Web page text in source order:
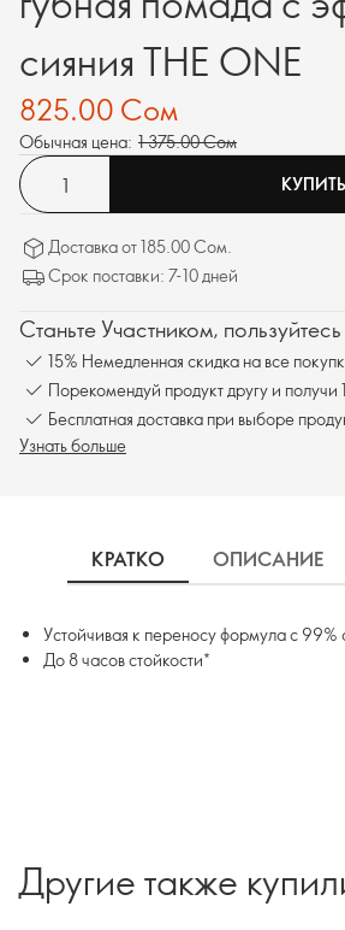
сияния THE ONE
825.00 Сом
Обычная цена: 1 375.00 Сом
КУПИТЬ
Доставка от 185.00 Сом.
Срок поставки: 7-10 дней
Станьте Участником,
15% Немедленная скидка на все
Порекомендуй продукт другу и получи
Бесплатная доставка при
Узнать больше
КРАТКО ОПИСАНИЕ
Устойчивая к переносу формула с 99%
До 8 часов стойкости*
Другие также